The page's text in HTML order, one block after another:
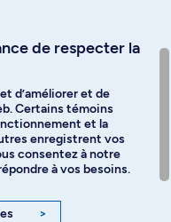
Instagram
YouTube
de respecter la
d’améliorer et de
Certains témoins
et la
enregistrent vos
consentez à notre
à vos besoins.
>